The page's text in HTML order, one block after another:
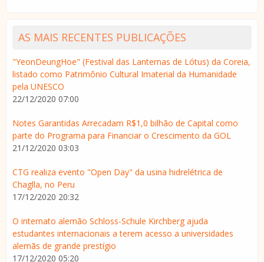
AS MAIS RECENTES PUBLICAÇÕES
"YeonDeungHoe" (Festival das Lanternas de Lótus) da Coreia,
listado como Patrimônio Cultural Imaterial da Humanidade
pela UNESCO
22/12/2020 07:00
Notes Garantidas Arrecadam R$1,0 bilhão de Capital como
parte do Programa para Financiar o Crescimento da GOL
21/12/2020 03:03
CTG realiza evento "Open Day" da usina hidrelétrica de
Chaglla, no Peru
17/12/2020 20:32
O internato alemão Schloss-Schule Kirchberg ajuda
estudantes internacionais a terem acesso a universidades
alemãs de grande prestígio
17/12/2020 05:20